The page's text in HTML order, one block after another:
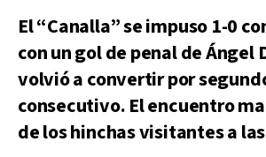
El “Canalla” se impuso 1-0
con un gol de penal de Ángel
volvió a convertir por
consecutivo. El encuentro
de los hinchas visitantes a